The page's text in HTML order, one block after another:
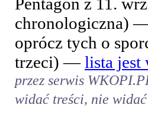
chronologiczna)
oprócz tych o
trzeci) —lista jest
przez serwis
widać treści, nie